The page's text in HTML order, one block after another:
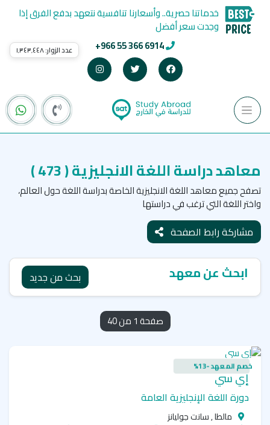
+966 55 366 6914
خدماتنا حصرية.. وأسعارنا تنافسية نتعهد بدفع الفرق إذا
وجدت سعر أفضل
عدد الزوار:١٬٣٤٣٬٤٤٨
معاهد دراسة اللغة الانجليزية( 473 )
تصفح جميع معاهد اللغة الانجليزية الخاصة بدراسة اللغة حول العالم،
واختر اللغة التي ترغب في دراستها
مشاركة رابط الصفحة
ابحث عن معهد بحث من جديد
صفحة 1 من 40
خصم المعهد -13%
إي سي
دورة اللغة الإنجليزية العامة
مالطا , سانت جوليانز